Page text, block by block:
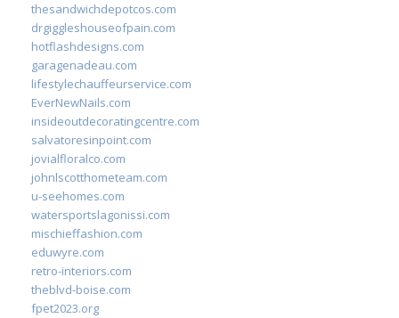
thesandwichdepotcos.com
drgiggleshouseofpain.com
hotflashdesigns.com
garagenadeau.com
lifestylechauffeurservice.com
EverNewNails.com
insideoutdecoratingcentre.com
salvatoresinpoint.com
jovialfloralco.com
johnlscotthometeam.com
u-seehomes.com
watersportslagonissi.com
mischieffashion.com
eduwyre.com
retro-interiors.com
theblvd-boise.com
fpet2023.org